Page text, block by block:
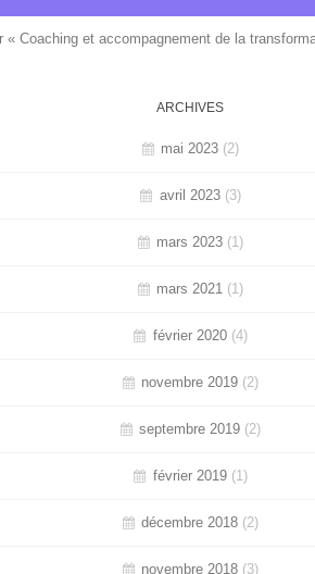
Coaching et accompagnement de la
ARCHIVES
mai 2023 (2)
avril 2023(3)
mars 2023 (1)
mars 2021 (1)
février 2020(4)
novembre 2019 (2)
septembre 2019 (2)
février 2019(1)
décembre 2018 (2)
novembre 2018 (3)